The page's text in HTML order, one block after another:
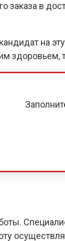
заказа в
на
здоровьем,